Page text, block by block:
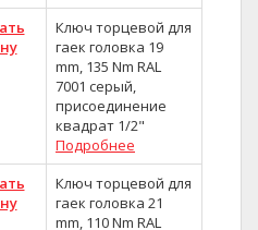
Ключ торцевой для
гаек головка 19
mm, 135 Nm RAL
7001 серый,
присоединение
квадрат 1/2"
Подробнее
Ключ торцевой для
гаек головка 21
mm, 110 Nm RAL